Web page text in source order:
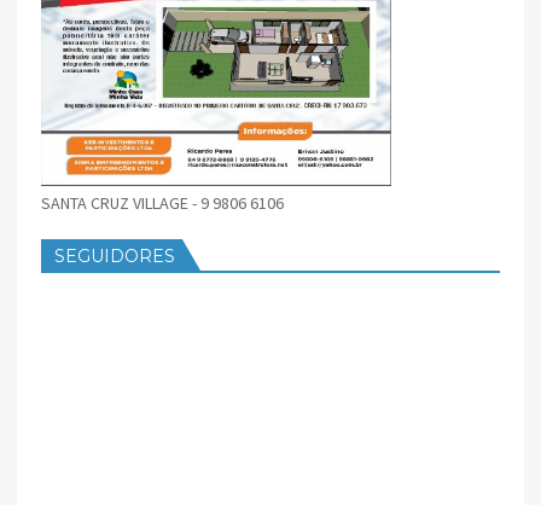
SANTA CRUZ VILLAGE - 9 9806 6106
SEGUIDORES